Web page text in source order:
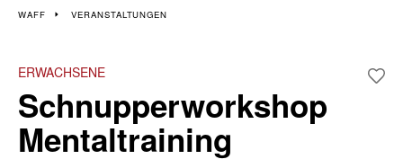
Veranstaltungen im 15.
und 17. Bezirk
Wiener Wochen für Beruf und Weiterbildung | 9. – 13. Mai 2022
WAFF VERANSTALTUNGEN
ERWACHSENE
Schnupperworkshop
Mentaltraining